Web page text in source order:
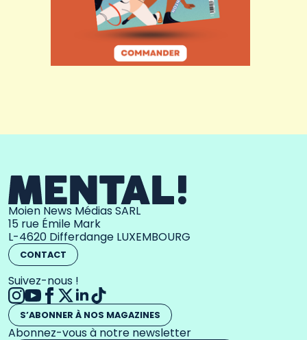
Moien News Médias SARL
15 rue Émile Mark
L-4620 Differdange LUXEMBOURG
CONTACT
Suivez-nous !
S’ABONNER À NOS MAGAZINES
Abonnez-vous à notre newsletter